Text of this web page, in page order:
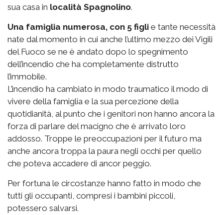
sua casa in località Spagnolino.
Una famiglia numerosa, con 5 figli e tante necessità
nate dal momento in cui anche l’ultimo mezzo dei Vigili
del Fuoco se ne è andato dopo lo spegnimento
dell’incendio che ha completamente distrutto
l’immobile.
L’incendio ha cambiato in modo traumatico il modo di
vivere della famiglia e la sua percezione della
quotidianità, al punto che i genitori non hanno ancora la
forza di parlare del macigno che è arrivato loro
addosso. Troppe le preoccupazioni per il futuro ma
anche ancora troppa la paura negli occhi per quello
che poteva accadere di ancor peggio.
Per fortuna le circostanze hanno fatto in modo che
tutti gli occupanti, compresi i bambini piccoli,
potessero salvarsi.